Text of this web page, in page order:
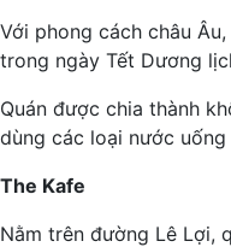
Với phong cách châu
trong ngày Tết Dương
Quán được chia thành
dùng các loại nước
The Kafe
Nằm trên đường Lê Lợi,